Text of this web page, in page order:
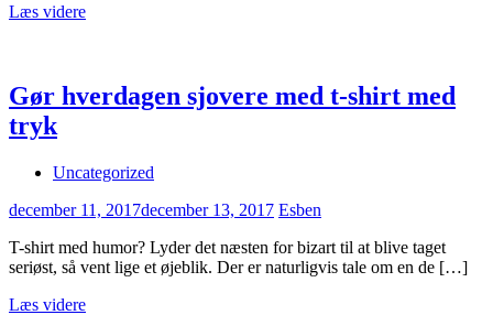
Læs videre
Gør hverdagen sjovere med t-shirt med
tryk
Uncategorized
december 11, 2017december 13, 2017 Esben
T-shirt med humor? Lyder det næsten for bizart til at blive taget
seriøst, så vent lige et øjeblik. Der er naturligvis tale om en de […]
Læs videre